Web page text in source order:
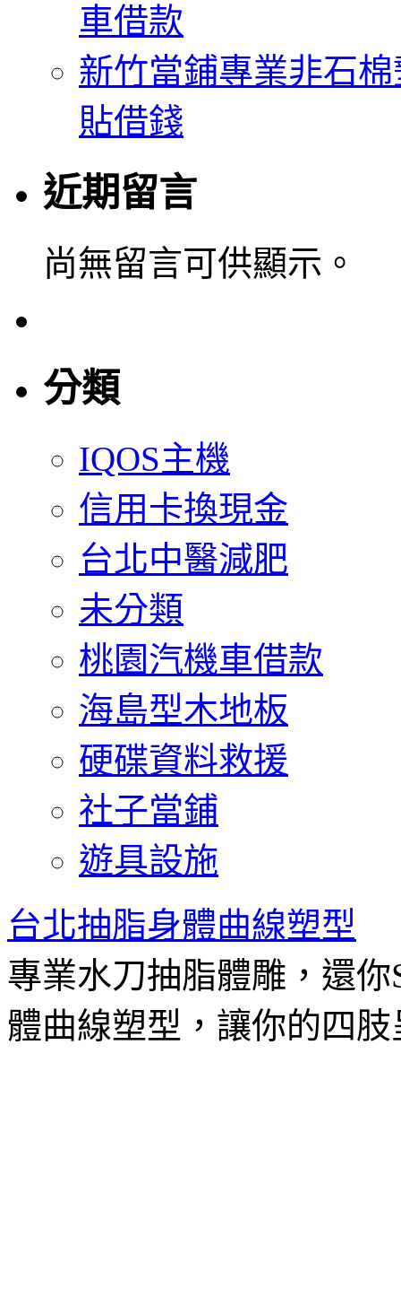
車借款
新竹當鋪專業非石
貼借錢
近期留言
尚無留言可供顯示。
分類
IQOS主機
信用卡換現金
台北中醫減肥
未分類
桃園汽機車借款
海島型木地板
硬碟資料救援
社子當鋪
遊具設施
台北抽脂身體曲線塑型
專業水刀抽脂體雕，還
體曲線塑型，讓你的四